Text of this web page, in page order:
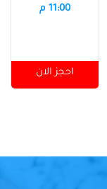
11:00 م
احجز الان